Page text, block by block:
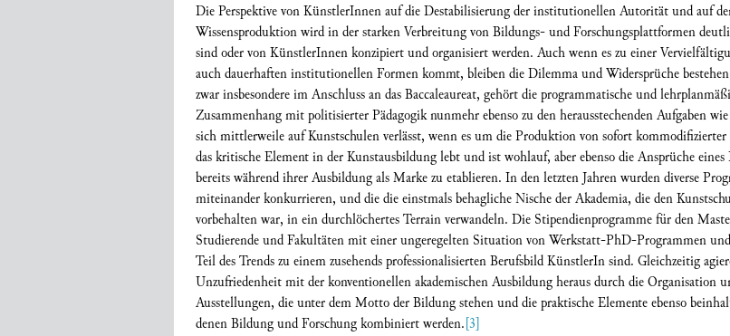
Die Perspektive von KünstlerInnen auf die Destabilisierung der institutionellen Autorität und auf
Wissensproduktion wird in der starken Verbreitung von Bildungs- und Forschungsplattformen
sind oder von KünstlerInnen konzipiert und organisiert werden. Auch wenn es zu einer
auch dauerhaften institutionellen Formen kommt, bleiben die Dilemma und Widersprüche
zwar insbesondere im Anschluss an das Baccaleaureat, gehört die programmatische und
Zusammenhang mit politisierter Pädagogik nunmehr ebenso zu den herausstechenden Aufgaben
sich mittlerweile auf Kunstschulen verlässt, wenn es um die Produktion von sofort
das kritische Element in der Kunstausbildung lebt und ist wohlauf, aber ebenso die Ansprüche
bereits während ihrer Ausbildung als Marke zu etablieren. In den letzten Jahren wurden diverse
miteinander konkurrieren, und die die einstmals behagliche Nische der Akademia, die den
vorbehalten war, in ein durchlöchertes Terrain verwandeln. Die Stipendienprogramme für den
Studierende und Fakultäten mit einer ungeregelten Situation von Werkstatt-PhD-Programmen
Teil des Trends zu einem zusehends professionalisierten Berufsbild KünstlerIn sind. Gleichzeitig
Unzufriedenheit mit der konventionellen akademischen Ausbildung heraus durch die Organisation
Ausstellungen, die unter dem Motto der Bildung stehen und die praktische Elemente ebenso
denen Bildung und Forschung kombiniert werden.[3]